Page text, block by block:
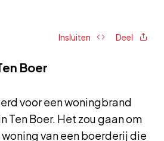
Insluiten Deel
Boer
voor een woningbrand
Ten Boer. Het zou gaan om
van een boerderij die